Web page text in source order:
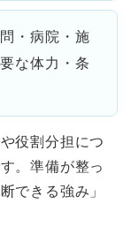
・病院・施
な体力・条
役割分担につ
。準備が整っ
できる強み」